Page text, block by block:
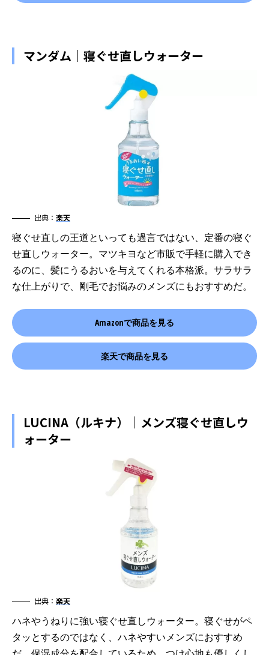
マンダム｜寝ぐせ直しウォーター
出典： 楽天
寝ぐせ直しの王道といっても過言ではない、定番の寝ぐ
せ直しウォーター。マツキヨなど市販で手軽に購入でき
るのに、髪にうるおいを与えてくれる本格派。サラサラ
な仕上がりで、剛毛でお悩みのメンズにもおすすめだ。
Amazonで商品を見る
楽天で商品を見る
LUCINA（ルキナ）｜メンズ寝ぐせ直しウ
ォーター
出典： 楽天
ハネやうねりに強い寝ぐせ直しウォーター。寝ぐせがペ
タッとするのではなく、ハネやすいメンズにおすすめ